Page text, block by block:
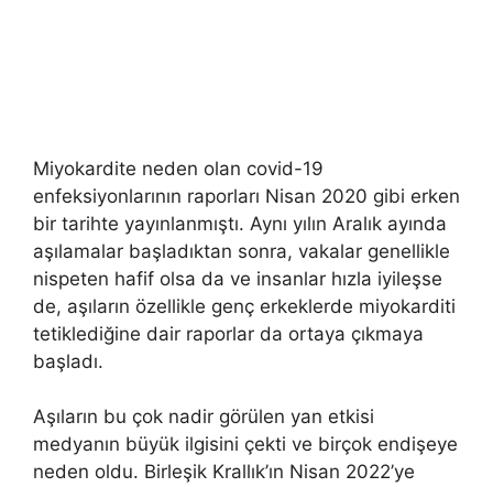
Miyokardite neden olan covid-19
enfeksiyonlarının raporları Nisan 2020 gibi erken
bir tarihte yayınlanmıştı. Aynı yılın Aralık ayında
aşılamalar başladıktan sonra, vakalar genellikle
nispeten hafif olsa da ve insanlar hızla iyileşse
de, aşıların özellikle genç erkeklerde miyokarditi
tetiklediğine dair raporlar da ortaya çıkmaya
başladı.
Aşıların bu çok nadir görülen yan etkisi
medyanın büyük ilgisini çekti ve birçok endişeye
neden oldu. Birleşik Krallık’ın Nisan 2022’ye